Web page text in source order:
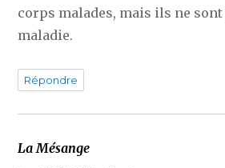
corps malades, mais ils ne sont
maladie.
Répondre
La Mésange